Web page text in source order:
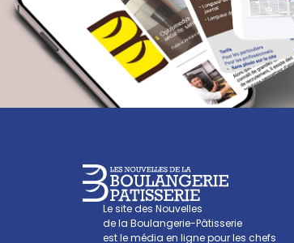
Le site des Nouvelles
de la Boulangerie-Pâtisserie
est le média en ligne pour les chefs